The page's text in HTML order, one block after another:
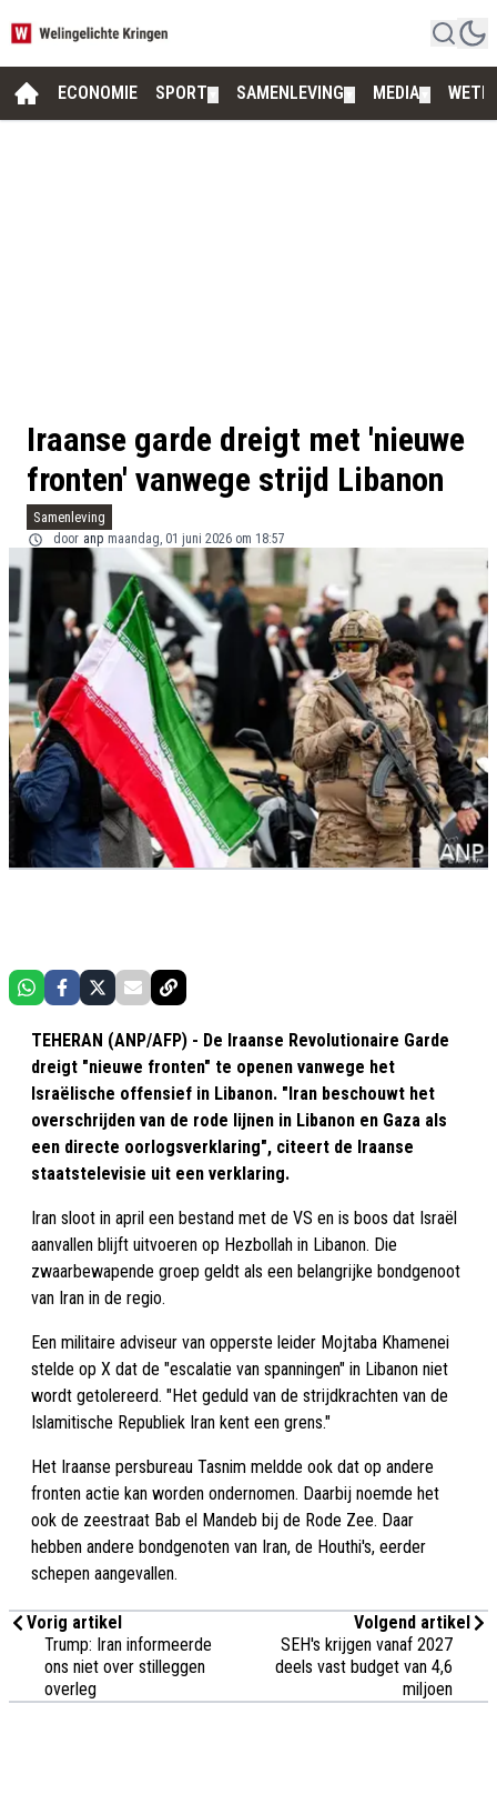
ECONOMIE SPORT SAMENLEVING MEDIA
Iraanse garde dreigt met 'nieuwe
fronten' vanwege strijd Libanon
Samenleving
door anp maandag, 01 juni 2026 om 18:57
TEHERAN (ANP/AFP) - De Iraanse Revolutionaire Garde
dreigt "nieuwe fronten" te openen vanwege het
Israëlische offensief in Libanon. "Iran beschouwt het
overschrijden van de rode lijnen in Libanon en Gaza als
een directe oorlogsverklaring", citeert de Iraanse
staatstelevisie uit een verklaring.
Iran sloot in april een bestand met de VS en is boos dat Israël
aanvallen blijft uitvoeren op Hezbollah in Libanon. Die
zwaarbewapende groep geldt als een belangrijke bondgenoot
van Iran in de regio.
Een militaire adviseur van opperste leider Mojtaba Khamenei
stelde op X dat de "escalatie van spanningen" in Libanon niet
wordt getolereerd. "Het geduld van de strijdkrachten van de
Islamitische Republiek Iran kent een grens."
Het Iraanse persbureau Tasnim meldde ook dat op andere
fronten actie kan worden ondernomen. Daarbij noemde het
ook de zeestraat Bab el Mandeb bij de Rode Zee. Daar
hebben andere bondgenoten van Iran, de Houthi's, eerder
schepen aangevallen.
Vorig artikel
Trump: Iran informeerde
ons niet over stilleggen
overleg
Volgend artikel
SEH's krijgen vanaf 2027
deels vast budget van 4,6
miljoen